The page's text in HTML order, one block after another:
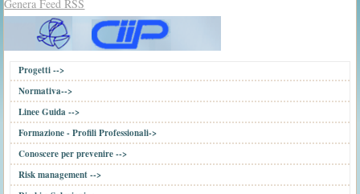
Genera Feed RSS
Progetti -->
Normativa-->
Linee Guida -->
Formazione - Profili Professionali->
Conoscere per prevenire -->
Risk management -->